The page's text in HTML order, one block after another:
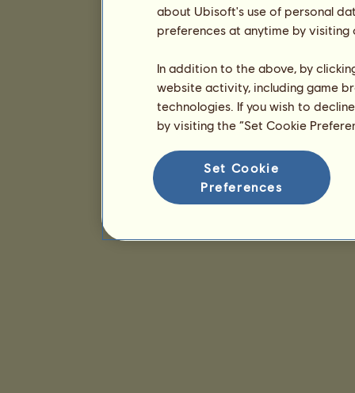
about Ubisoft's use of personal
preferences at anytime by
In addition to the above, by
website activity, including game
technologies. If you wish to
by visiting the “Set Cookie
Set Cookie
Preferences